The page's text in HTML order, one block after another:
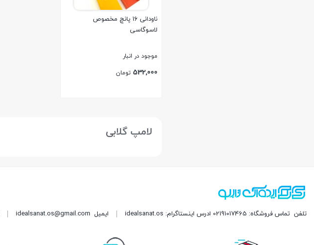
ناودانی ۱۶ پانچ مخصوص
لاسوگاسی
موجود در انبار
532,000 تومان
لامپ گلابی
تلفن تماس فروشگاه: 02191017465 ادرس اینستاگرام: idealsanat.os ایمیل idealsanat.os@gmail.com